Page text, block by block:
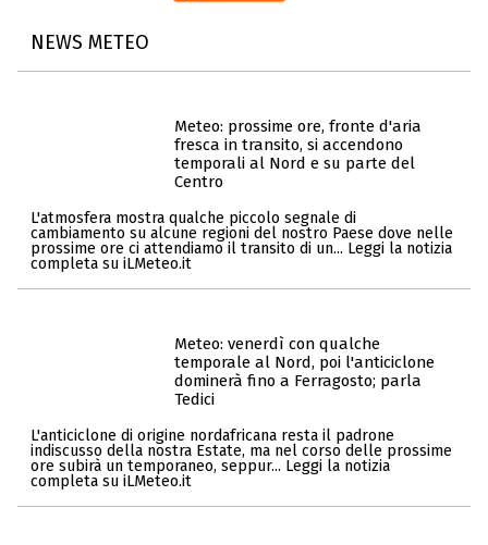
NEWS METEO
Meteo: prossime ore, fronte d'aria
fresca in transito, si accendono
temporali al Nord e su parte del
Centro
L'atmosfera mostra qualche piccolo segnale di
cambiamento su alcune regioni del nostro Paese dove nelle
prossime ore ci attendiamo il transito di un... Leggi la notizia
completa su iLMeteo.it
Meteo: venerdì con qualche
temporale al Nord, poi l'anticiclone
dominerà fino a Ferragosto; parla
Tedici
L'anticiclone di origine nordafricana resta il padrone
indiscusso della nostra Estate, ma nel corso delle prossime
ore subirà un temporaneo, seppur... Leggi la notizia
completa su iLMeteo.it